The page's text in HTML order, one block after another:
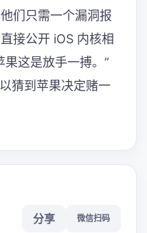
们只需一个漏洞报
接公开 iOS 内核相
果这是放手一搏。”
猜到苹果决定赌一
分享 微信扫码